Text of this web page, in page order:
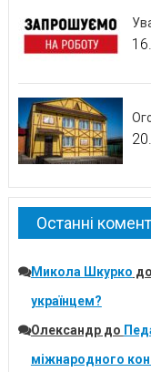
Останні
Микола Шкурко до
українцем?
Олександрдо
міжнародного